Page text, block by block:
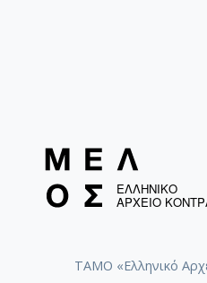
ΤΑΜΟ «Ελληνικό